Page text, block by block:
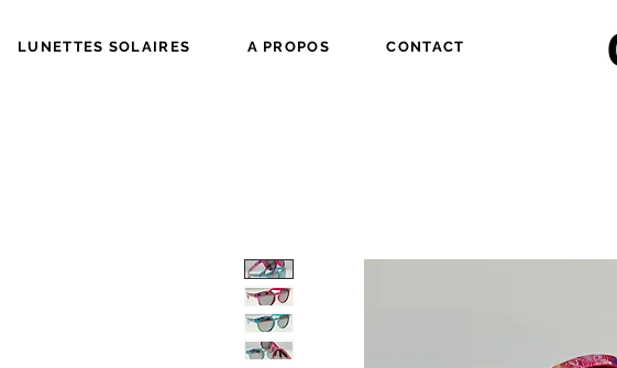
LUNETTES SOLAIRES A PROPOS CONTACT